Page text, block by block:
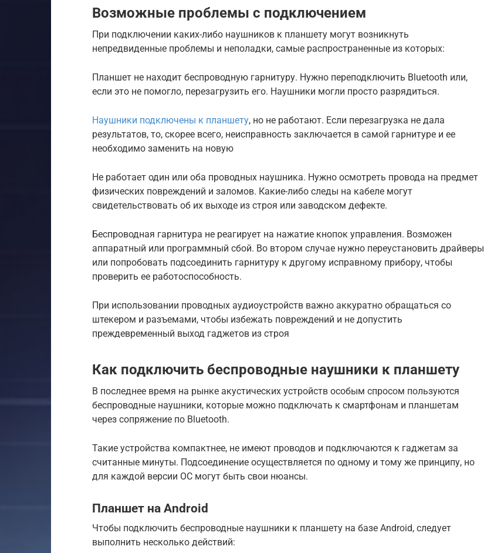
Возможные проблемы с подключением
При подключении каких-либо наушников к планшету могут возникнуть
непредвиденные проблемы и неполадки, самые распространенные из которых:
Планшет не находит беспроводную гарнитуру. Нужно переподключить Bluetooth или,
если это не помогло, перезагрузить его. Наушники могли просто разрядиться.
Наушники подключены к планшету, но не работают. Если перезагрузка не дала
результатов, то, скорее всего, неисправность заключается в самой гарнитуре и ее
необходимо заменить на новую
Не работает один или оба проводных наушника. Нужно осмотреть провода на предмет
физических повреждений и заломов. Какие-либо следы на кабеле могут
свидетельствовать об их выходе из строя или заводском дефекте.
Беспроводная гарнитура не реагирует на нажатие кнопок управления. Возможен
аппаратный или программный сбой. Во втором случае нужно переустановить драйверы
или попробовать подсоединить гарнитуру к другому исправному прибору, чтобы
проверить ее работоспособность.
При использовании проводных аудиоустройств важно аккуратно обращаться со
штекером и разъемами, чтобы избежать повреждений и не допустить
преждевременный выход гаджетов из строя
Как подключить беспроводные наушники к планшету
В последнее время на рынке акустических устройств особым спросом пользуются
беспроводные наушники, которые можно подключать к смартфонам и планшетам
через сопряжение по Bluetooth.
Такие устройства компактнее, не имеют проводов и подключаются к гаджетам за
считанные минуты. Подсоединение осуществляется по одному и тому же принципу, но
для каждой версии ОС могут быть свои нюансы.
Планшет на Android
Чтобы подключить беспроводные наушники к планшету на базе Android, следует
выполнить несколько действий: